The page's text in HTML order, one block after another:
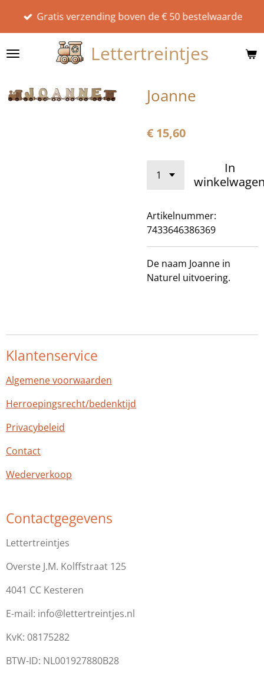
de
Lettertreintjes
Gratis verzending boven de € 50 bestelwaarde
Joanne
€ 15,60
In
Artikelnummer:
7433646386369
De naam Joanne in
Naturel uitvoering.
Klantenservice
Algemene voorwaarden
Herroepingsrecht/bedenktijd
Privacybeleid
Contact
Wederverkoop
Contactgegevens
Lettertreintjes
Overste J.M. Kolffstraat 125
4041 CC Kesteren
E-mail: info@lettertreintjes.nl
KvK: 08175282
BTW-ID: NL001927880B28